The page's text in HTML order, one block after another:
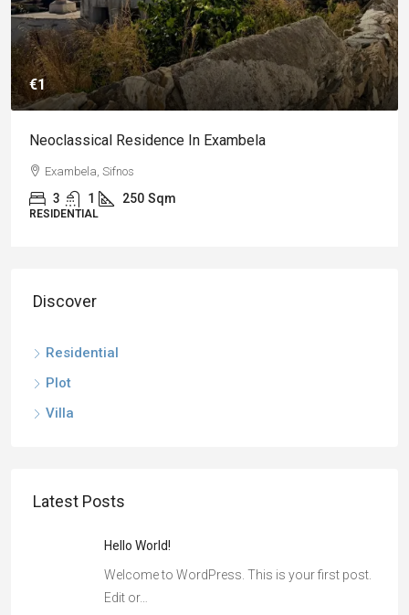
€1
Neoclassical Residence In Exambela
Exambela, Sifnos
3 1 250 Sqm
RESIDENTIAL
Discover
Residential
Plot
Villa
Latest Posts
Hello World!
Welcome to WordPress. This is your first post.
Edit or…